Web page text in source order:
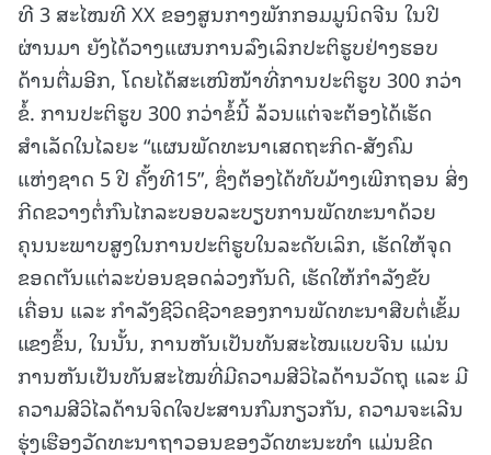
ທີ 3 ສະໄໝທີ XX ຂອງສູນກາງພັກກອມມູນິດຈີນ ໃນປີ
ຜ່ານມາ ຍັງໄດ້ວາງແຜນການລົງເລິກປະຕິຮູບຢ່າງຮອບ
ດ້ານຕື່ມອີກ, ໂດຍໄດ້ສະເໜີໜ້າທີ່ການປະຕິຮູບ 300 ກວ່າ
ຂໍ້. ການປະຕິຮູບ 300 ກວ່າຂໍ້ນີ້ ລ້ວນແຕ່ຈະຕ້ອງໄດ້ເຮັດ
ສຳເລັດໃນໄລຍະ “ແຜນພັດທະນາເສດຖະກິດ-ສັງຄົມ
ແຫ່ງຊາດ 5 ປີ ຄັ້ງທີ15”, ຊຶ່ງຕ້ອງໄດ້ທັບມ້າງເພີກຖອນ ສິ່ງ
ກີດຂວາງຕໍ່ກົນໄກລະບອບລະບຽບການພັດທະນາດ້ວຍ
ຄຸນນະພາບສູງໃນການປະຕິຮູບໃນລະດັບເລິກ, ເຮັດໃຫ້ຈຸດ
ຂອດຕັນແຕ່ລະບ່ອນຊອດລ່ວງກັນດີ, ເຮັດໃຫ້ກຳລັງຂັບ
ເຄື່ອນ ແລະ ກຳລັງຊີວິດຊີວາຂອງການພັດທະນາສືບຕໍ່ເຂັ້ມ
ແຂງຂຶ້ນ, ໃນນັ້ນ, ການຫັນເປັນທັນສະໄໝແບບຈີນ ແມ່ນ
ການຫັນເປັນທັນສະໄໝທີ່ມີຄວາມສີວິໄລດ້ານວັດຖຸ ແລະ ມີ
ຄວາມສີວິໄລດ້ານຈິດໃຈປະສານກົມກຽວກັນ, ຄວາມຈະເລີນ
ຮຸ່ງເຮືອງວັດທະນາຖາວອນຂອງວັດທະນະທໍາ ແມ່ນຂີດ